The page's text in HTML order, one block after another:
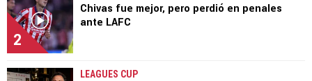
2
Chivas fue mejor, pero perdió en penales
ante LAFC
LEAGUES CUP